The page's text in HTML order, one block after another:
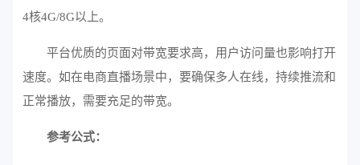
4核4G/8G以上。
平台优质的页面对带宽要求高，用户访问量也影响打开
速度。如在电商直播场景中，要确保多人在线，持续推流和
正常播放，需要充足的带宽。
参考公式：